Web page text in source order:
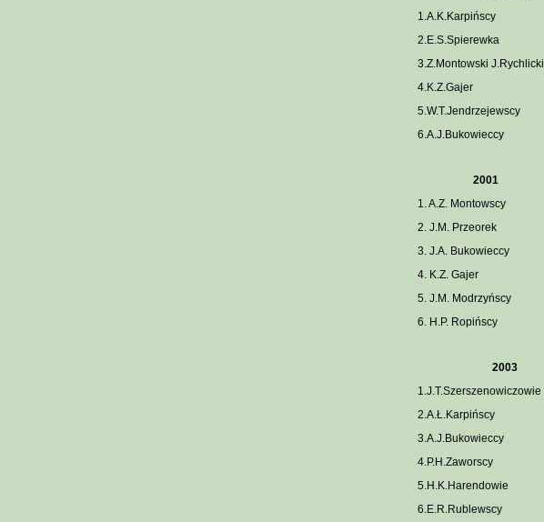
1.A.K.Karpińscy
2.E.S.Spierewka
3.Z.Montowski J.Rychlicki
4.K.Z.Gajer
5.W.T.Jendrzejewscy
6.A.J.Bukowieccy
2001
1. A.Z. Montowscy
2. J.M. Przeorek
3. J.A. Bukowieccy
4. K.Z. Gajer
5. J.M. Modrzyńscy
6. H.P. Ropińscy
2003
1.J.T.Szerszenowiczowie
2.A.Ł.Karpińscy
3.A.J.Bukowieccy
4.P.H.Zaworscy
5.H.K.Harendowie
6.E.R.Rublewscy